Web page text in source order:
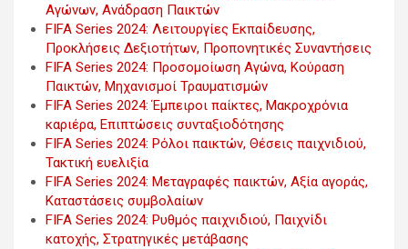
Αγώνων, Ανάδραση Παικτών
FIFA Series 2024: Λειτουργίες Εκπαίδευσης,
Προκλήσεις Δεξιοτήτων, Προπονητικές Συναντήσεις
FIFA Series 2024: Προσομοίωση Αγώνα, Κούραση
Παικτών, Μηχανισμοί Τραυματισμών
FIFA Series 2024: Έμπειροι παίκτες, Μακροχρόνια
καριέρα, Επιπτώσεις συνταξιοδότησης
FIFA Series 2024: Ρόλοι παικτών, Θέσεις παιχνιδιού,
Τακτική ευελιξία
FIFA Series 2024: Μεταγραφές παικτών, Αξία αγοράς,
Καταστάσεις συμβολαίων
FIFA Series 2024: Ρυθμός παιχνιδιού, Παιχνίδι
κατοχής, Στρατηγικές μετάβασης